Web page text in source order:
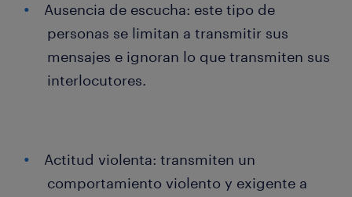
Ausencia de escucha: este tipo de
personas se limitan a transmitir sus
mensajes e ignoran lo que transmiten sus
interlocutores.
Actitud violenta: transmiten un
comportamiento violento y exigente a